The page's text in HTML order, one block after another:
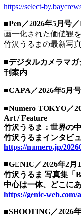
https://select-
■Pen／2026年5月号
画一化された価値観を
竹沢うるまの最新写
■デジタルカメラマガ
刊案内
■CAPA／2026年5月号
■Numero TOKYO／
Art / Feature
竹沢うるま：世界の
竹沢うるまインタビ
https://numero.jp/
■GENIC／2026年2月
竹沢うるま 写真集「
中心は一体、どこに
https://genic-web.com/
■SHOOTING／2026